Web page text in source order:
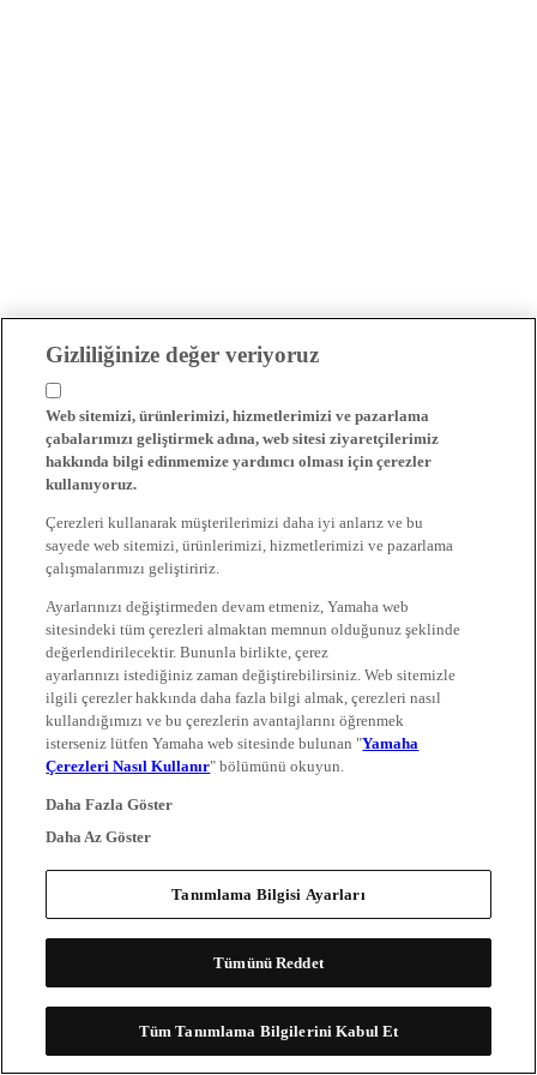
Gizliliğinize değer veriyoruz
Web sitemizi, ürünlerimizi, hizmetlerimizi ve pazarlama
çabalarımızı geliştirmek adına, web sitesi ziyaretçilerimiz
hakkında bilgi edinmemize yardımcı olması için çerezler
kullanıyoruz.
Çerezleri kullanarak müşterilerimizi daha iyi anlarız ve bu
sayede web sitemizi, ürünlerimizi, hizmetlerimizi ve pazarlama
çalışmalarımızı geliştiririz.
Ayarlarınızı değiştirmeden devam etmeniz, Yamaha web
sitesindeki tüm çerezleri almaktan memnun olduğunuz şeklinde
değerlendirilecektir. Bununla birlikte, çerez
ayarlarınızı istediğiniz zaman değiştirebilirsiniz. Web sitemizle
ilgili çerezler hakkında daha fazla bilgi almak, çerezleri nasıl
kullandığımızı ve bu çerezlerin avantajlarını öğrenmek
isterseniz lütfen Yamaha web sitesinde bulunan "Yamaha
Çerezleri Nasıl Kullanır" bölümünü okuyun.
Daha Fazla Göster
Daha Az Göster
Tanımlama Bilgisi Ayarları
Tümünü Reddet
Tüm Tanımlama Bilgilerini Kabul Et